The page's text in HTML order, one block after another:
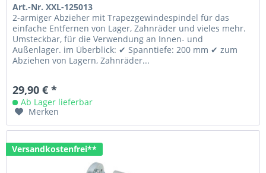
Art.-Nr. XXL-125013
2-armiger Abzieher mit Trapezgewindespindel für das
einfache Entfernen von Lager, Zahnräder und vieles mehr.
Umsteckbar, für die Verwendung an Innen- und
Außenlager. im Überblick: ✔ Spanntiefe: 200 mm ✔ zum
Abziehen von Lagern, Zahnräder...
29,90 € *
Ab Lager lieferbar
Merken
Versandkostenfrei**